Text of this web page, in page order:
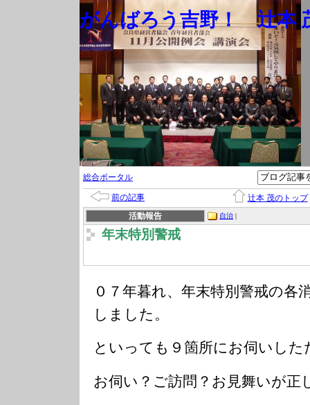
がんばろう吉野！ 辻本
総合ポータル
前の記事
辻本 茂のトップ
活動報告
自治 |
年末特別警戒
０７年暮れ、年末特別警戒の各
しました。
といっても９箇所にお伺いし
お伺い？ご訪問？お見舞いが正